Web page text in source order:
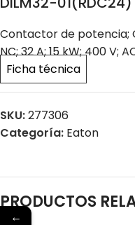
Contactor de potencia;
NC; 32 A; 15 kW; 400 V;
Ficha técnica
SKU:277306
Categoría: Eaton
PRODUCTOS
←